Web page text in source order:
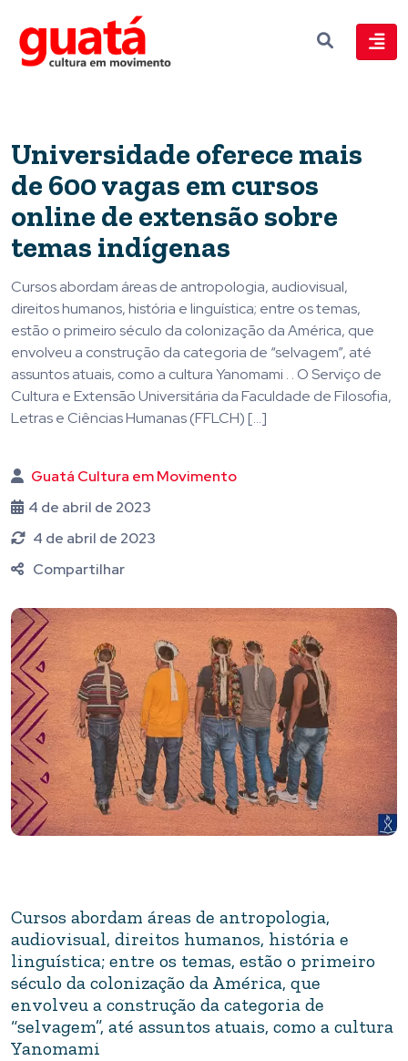
Universidade oferece mais
de 600 vagas em cursos
online de extensão sobre
temas indígenas
Cursos abordam áreas de antropologia, audiovisual,
direitos humanos, história e linguística; entre os temas,
estão o primeiro século da colonização da América, que
envolveu a construção da categoria de “selvagem”, até
assuntos atuais, como a cultura Yanomami . . O Serviço de
Cultura e Extensão Universitária da Faculdade de Filosofia,
Letras e Ciências Humanas (FFLCH) […]
Guatá Cultura em Movimento
4 de abril de 2023
4 de abril de 2023
Compartilhar
Cursos abordam áreas de antropologia,
audiovisual, direitos humanos, história e
linguística; entre os temas, estão o primeiro
século da colonização da América, que
envolveu a construção da categoria de
“selvagem”, até assuntos atuais, como a cultura
Yanomami